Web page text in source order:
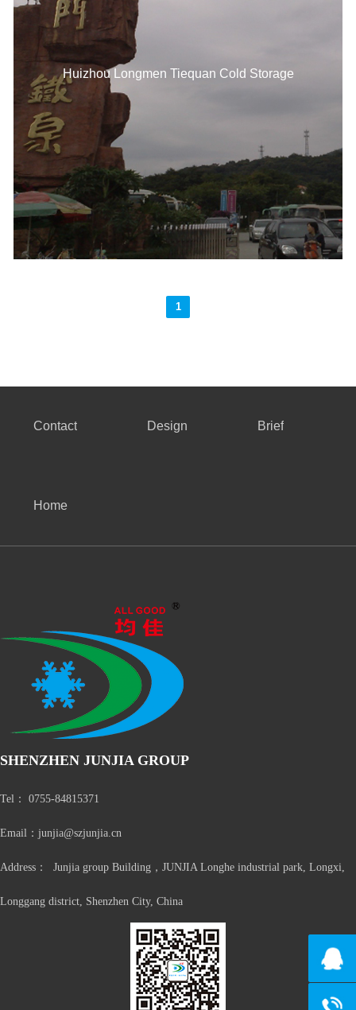
Huizhou Longmen Tiequan Cold Storage
1
Contact Design Brief
Home
SHENZHEN JUNJIA GROUP
Tel： 0755-84815371
Email：junjia@szjunjia.cn
Address： Junjia group Building，JUNJIA Longhe industrial park, Longxi,
Longgang district, Shenzhen City, China